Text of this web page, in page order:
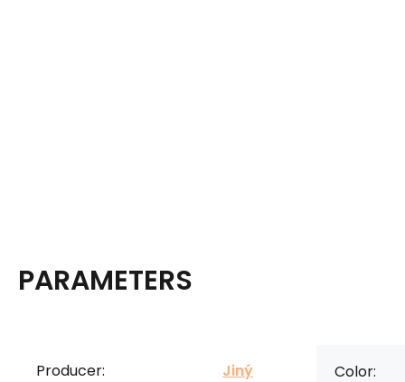
PARAMETERS
Producer: Jiný Color: